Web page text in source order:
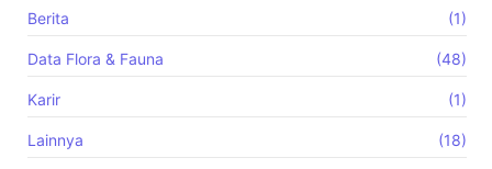
Berita (1)
Data Flora & Fauna (48)
Karir (1)
Lainnya (18)